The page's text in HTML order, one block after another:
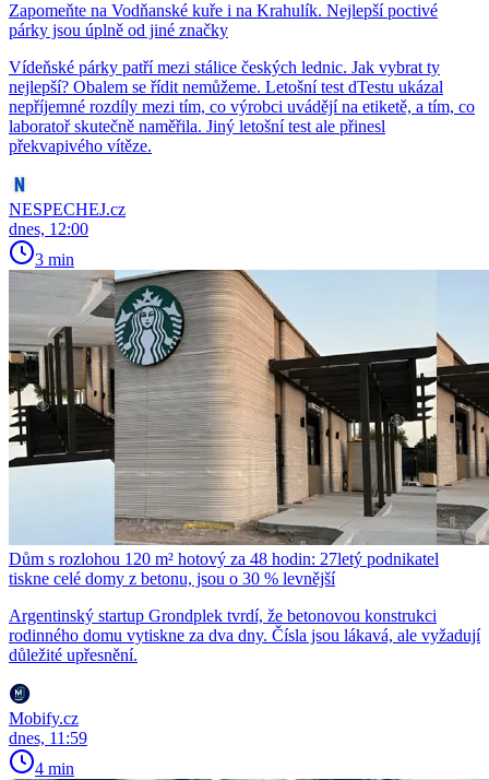
Zapomeňte na Vodňanské kuře i na Krahulík. Nejlepší poctivé
párky jsou úplně od jiné značky
Vídeňské párky patří mezi stálice českých lednic. Jak vybrat ty
nejlepší? Obalem se řídit nemůžeme. Letošní test dTestu ukázal
nepříjemné rozdíly mezi tím, co výrobci uvádějí na etiketě, a tím, co
laboratoř skutečně naměřila. Jiný letošní test ale přinesl
překvapivého vítěze.
NESPECHEJ.cz
dnes, 12:00
3 min
Dům s rozlohou 120 m² hotový za 48 hodin: 27letý podnikatel
tiskne celé domy z betonu, jsou o 30 % levnější
Argentinský startup Grondplek tvrdí, že betonovou konstrukci
rodinného domu vytiskne za dva dny. Čísla jsou lákavá, ale vyžadují
důležité upřesnění.
Mobify.cz
dnes, 11:59
4 min